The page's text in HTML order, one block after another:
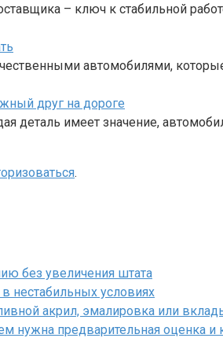
– ключ к стабильной
автомобилями,
друг на дороге
деталь имеет значение,
.
без увеличения штата
нестабильных условиях
акрил, эмалировка или
нужна предварительная оценка и